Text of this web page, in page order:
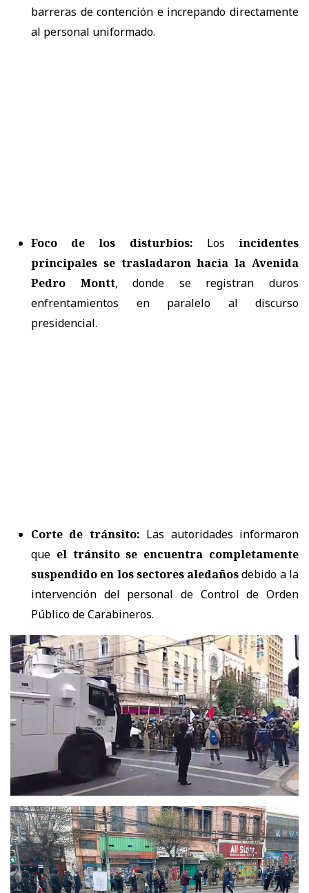
barreras de contención e increpando directamente
al personal uniformado.
Foco de los disturbios: Losincidentes
principales se trasladaron hacia la Avenida
Pedro Montt, donde se registran duros
enfrentamientos en paralelo al discurso
presidencial.
Corte de tránsito: Las autoridades informaron
que el tránsito se encuentra completamente
suspendido en los sectores aledañosdebido a la
intervención del personal de Control de Orden
Público de Carabineros.